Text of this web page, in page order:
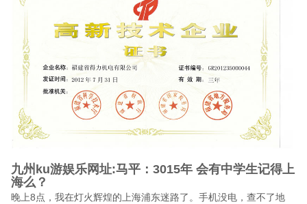
九州ku游娱乐网址:马平：3015年 会有中学生记得上
海么？
晚上8点，我在灯火辉煌的上海浦东迷路了。手机没电，查不了地